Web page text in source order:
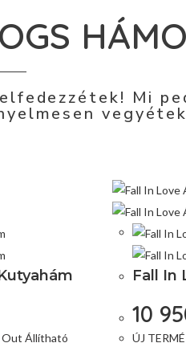
Mi
Out Állítható
Fall In
10
ÚJ